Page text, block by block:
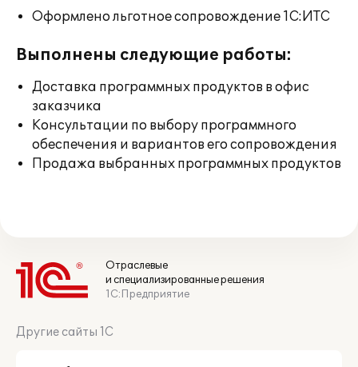
Оформлено льготное сопровождение 1С:ИТС
Выполнены следующие работы:
Доставка программных продуктов в офис
заказчика
Консультации по выбору программного
обеспечения и вариантов его сопровождения
Продажа выбранных программных продуктов
Отраслевые
и специализированные решения
1С:Предприятие
Другие сайты 1С